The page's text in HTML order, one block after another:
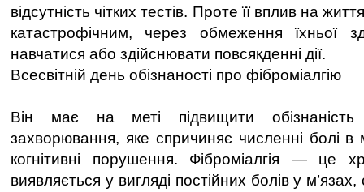
відсутність чітких тестів. Проте її вплив на
катастрофічним, через обмеження їхньої
навчатися або здійснювати повсякденні дії.
Всесвітній день обізнаності про фіброміалгію
Він має на меті підвищити
захворювання, яке спричиняє численні болі в
когнітивні порушення. Фіброміалгія — це
виявляється у вигляді постійних болів у м’язах,